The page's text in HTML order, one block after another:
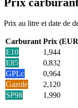
Prix au litre et date de
Carburant Prix
E10
1,944
E85
0,832
GPLc
0,964
Gazole
2,120
SP98
1,990